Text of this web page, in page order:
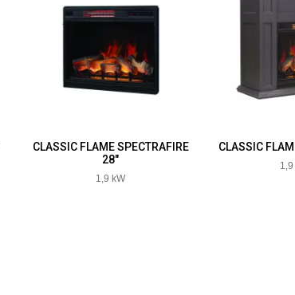
CLASSIC FLAME SPECTRAFIRE
28"
1,9 kW
CLASSIC